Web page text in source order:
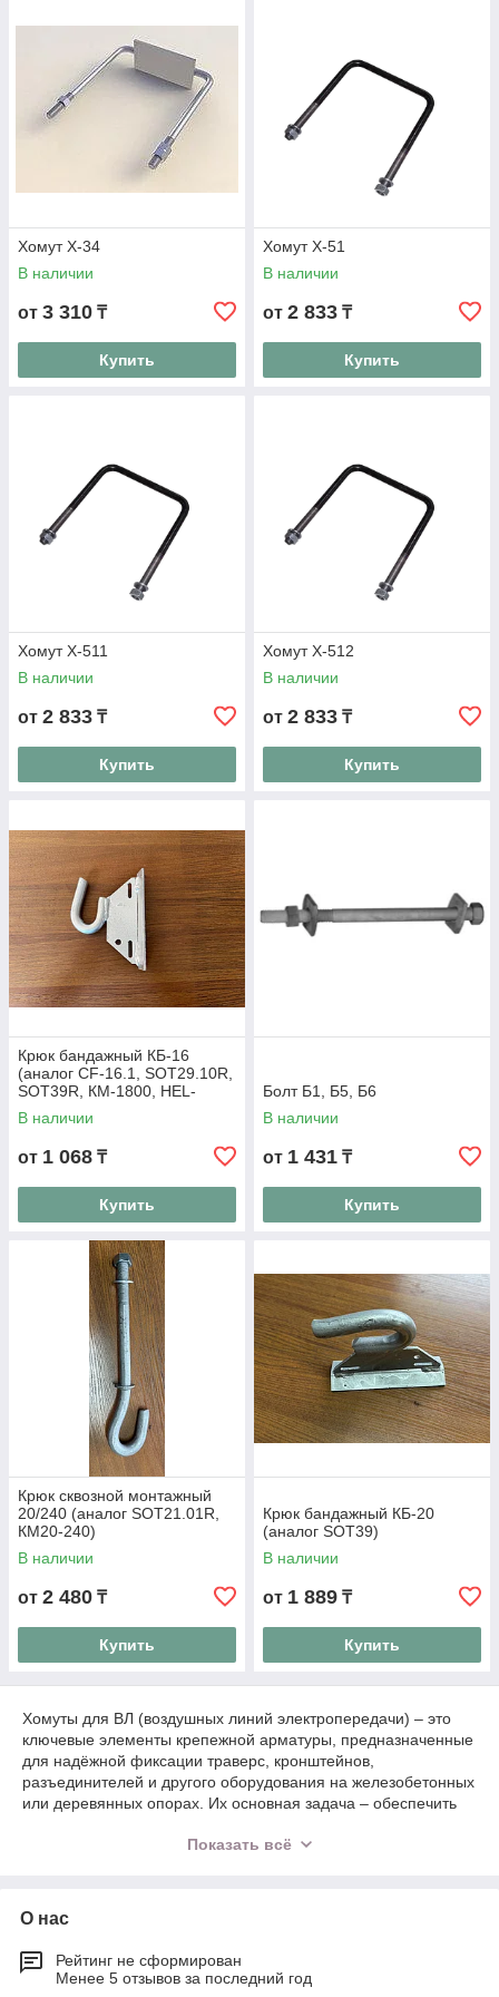
Хомут Х-34
В наличии
от 3 310 ₸
Купить
Хомут Х-51
В наличии
от 2 833 ₸
Купить
Хомут Х-511
В наличии
от 2 833 ₸
Купить
Хомут Х-512
В наличии
от 2 833 ₸
Купить
Крюк бандажный КБ-16
(аналог CF-16.1, SOT29.10R,
SOT39R, КМ-1800, HEL-
5661)
В наличии
от 1 068 ₸
Купить
Болт Б1, Б5, Б6
В наличии
от 1 431 ₸
Купить
Крюк сквозной монтажный
20/240 (аналог SOT21.01R,
КМ20-240)
В наличии
от 2 480 ₸
Купить
Крюк бандажный КБ-20
(аналог SOT39)
В наличии
от 1 889 ₸
Купить
Хомуты для ВЛ (воздушных линий электропередачи) – это
ключевые элементы крепежной арматуры, предназначенные
для надёжной фиксации траверс, кронштейнов,
разъединителей и другого оборудования на железобетонных
или деревянных опорах. Их основная задача – обеспечить
устанавливаемой арматурой, гарантируя устойчивость и
Применение хомутов для
высоковольтных линий
Хомуты находят широкое применение как в низковольтных
Показать всё
О нас
Рейтинг не сформирован
Менее 5 отзывов за последний год